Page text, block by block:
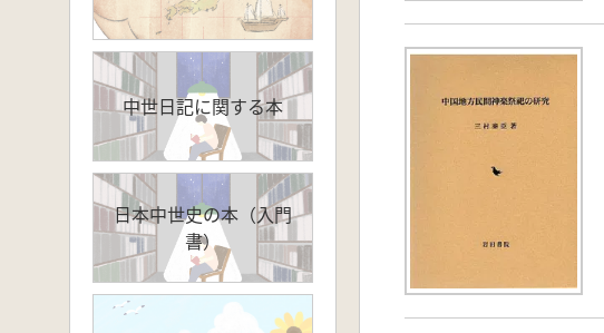
中世日記に関する本
日本中世史の本（入門
書）